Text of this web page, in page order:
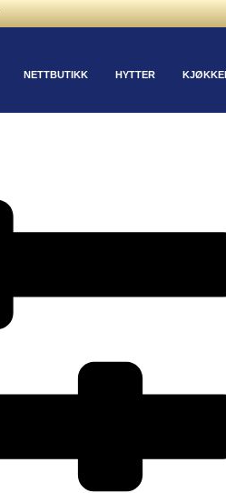
NETTBUTIKK HYTTER